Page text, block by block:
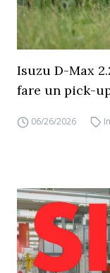
Isuzu D-Max
fare un pick-
06/26/2026